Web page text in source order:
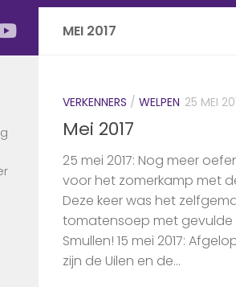
MEI 2017
VERKENNERS / WELPEN 25 MEI
Mei 2017
25 mei 2017: Nog meer
voor het zomerkamp met
Deze keer was het
tomatensoep met gevulde
Smullen! 15 mei 2017:
zijn de Uilen en de...